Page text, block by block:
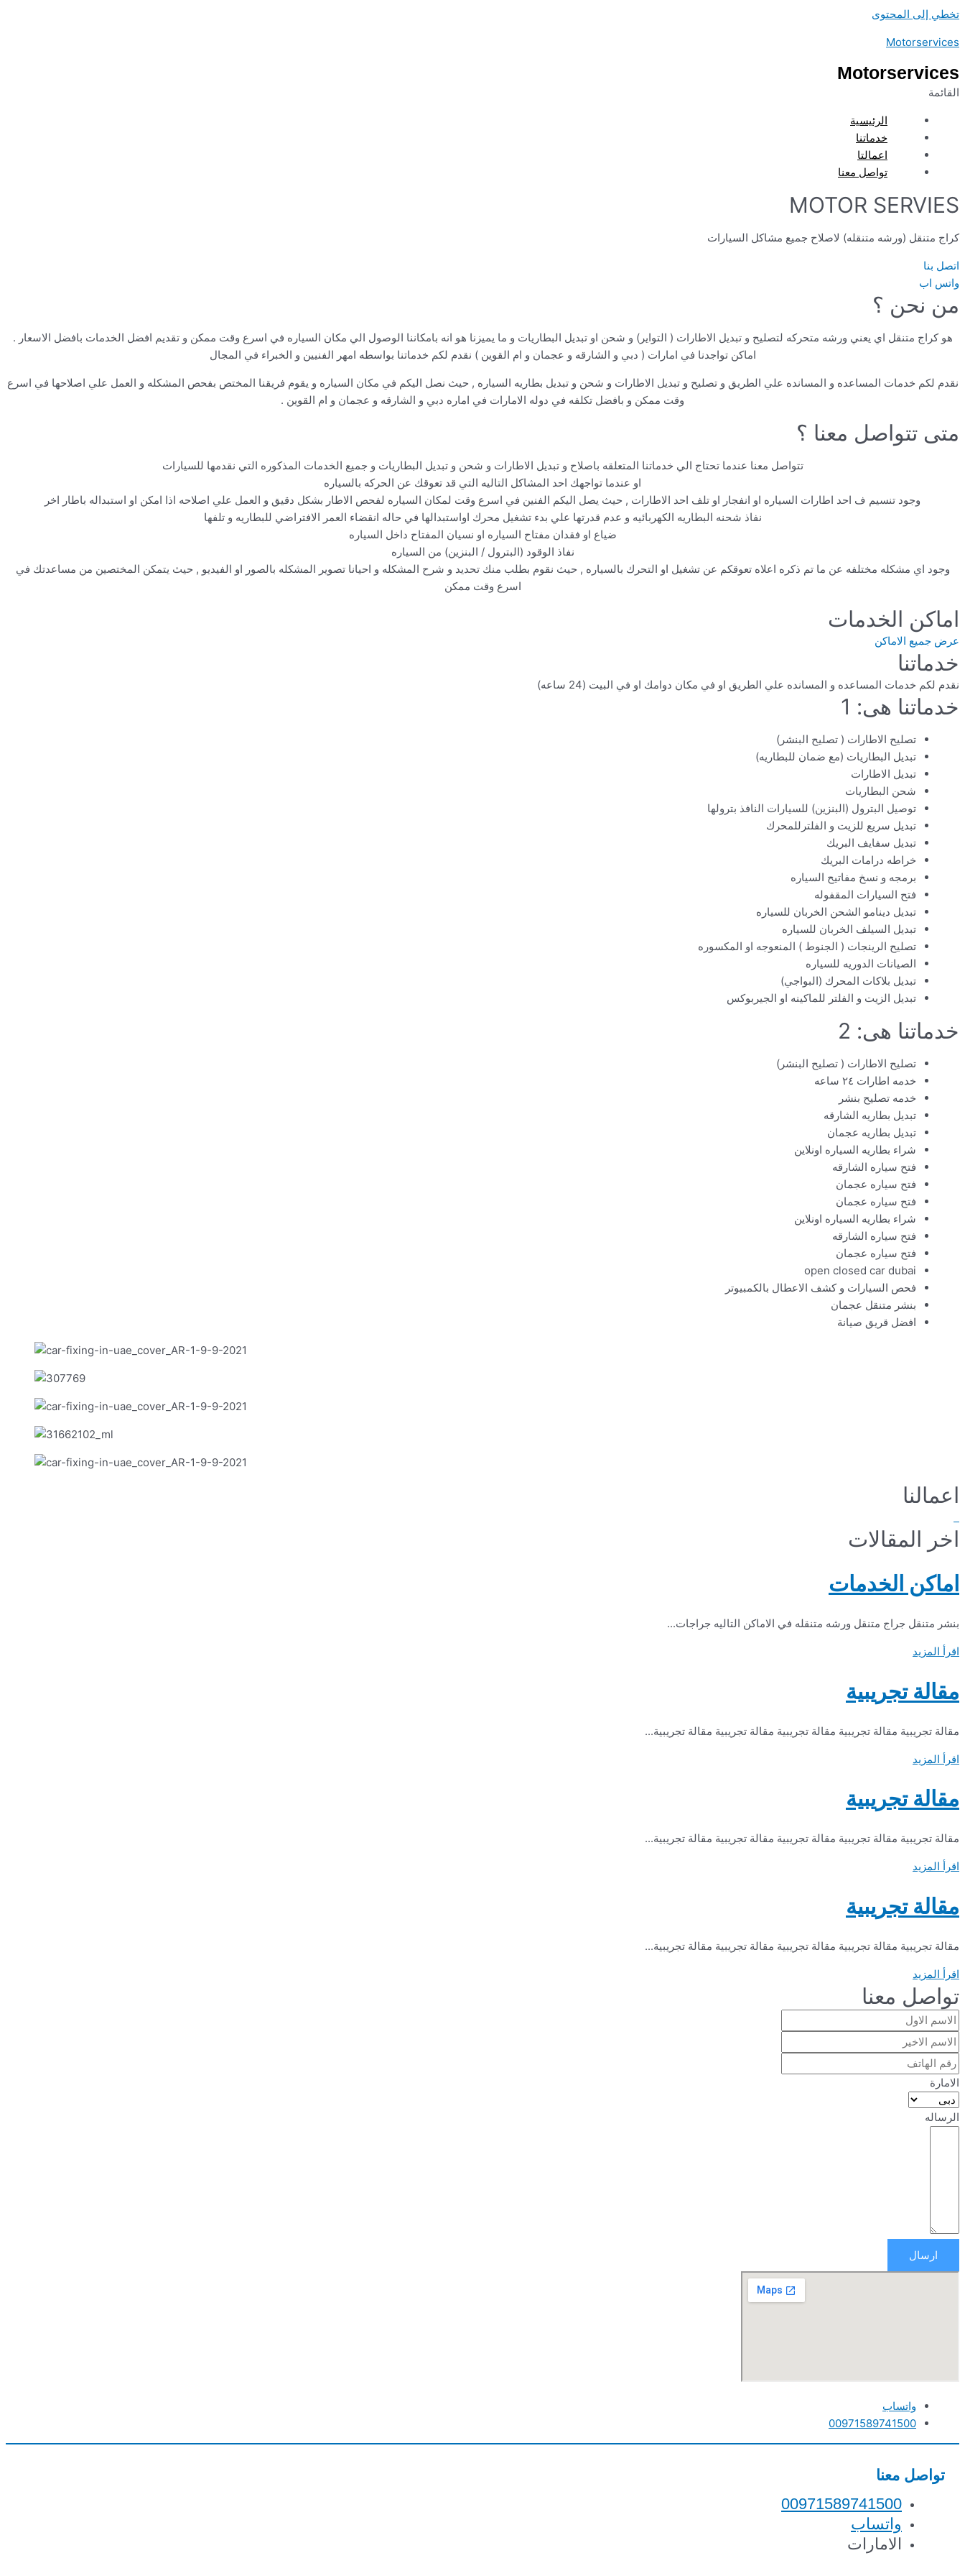
تخطي إلى المحتوى
Motorservices
Motorservices
القائمة
الرئيسية
خدماتنا
اعمالتا
تواصل معنا
MOTOR SERVIES
كراج متنقل (ورشه متنقله) لاصلاح جميع مشاكل السيارات
اتصل بنا
واتس اب
من نحن ؟
هو كراج متنقل اي يعني ورشه متحركه لتصليح و تبديل الاطارات ( التواير) و شحن او تبديل البطاريات و ما يميزنا هو انه بامكاننا الوصول الي مكان السياره في اسرع وقت ممكن و تقديم افضل الخدمات بافضل الاسعار .
اماكن تواجدنا في امارات ( دبي و الشارقه و عجمان و ام القوين ) نقدم لكم خدماتنا بواسطه امهر الفنيين و الخبراء في المجال
نقدم لكم خدمات المساعده و المسانده علي الطريق و تصليح و تبديل الاطارات و شحن و تبديل بطاريه السياره , حيث نصل اليكم في مكان السياره و يقوم فريقنا المختص بفحص المشكله و العمل علي اصلاحها في اسرع
وقت ممكن و بافضل تكلفه في دوله الامارات في اماره دبي و الشارقه و عجمان و ام القوين .
متى تتواصل معنا ؟
تتواصل معنا عندما تحتاج الي خدماتنا المتعلقه باصلاح و تبديل الاطارات و شحن و تبديل البطاريات و جميع الخدمات المذكوره التي نقدمها للسيارات
او عندما تواجهك احد المشاكل التاليه التي قد تعوقك عن الحركه بالسياره
وجود تنسيم ف احد اطارات السياره او انفجار او تلف احد الاطارات , حيث يصل اليكم الفنين في اسرع وقت لمكان السياره لفحص الاطار بشكل دقيق و العمل علي اصلاحه اذا امكن او استبداله باطار اخر
نفاذ شحنه البطاريه الكهربائيه و عدم قدرتها علي بدء تشغيل محرك اواستبدالها في حاله انقضاء العمر الافتراضي للبطاريه و تلفها
ضياع او فقدان مفتاح السياره او نسيان المفتاح داخل السياره
نفاذ الوقود (البترول / البنزين) من السياره
وجود اي مشكله مختلفه عن ما تم ذكره اعلاه تعوقكم عن تشغيل او التحرك بالسياره , حيث نقوم بطلب منك تحديد و شرح المشكله و احيانا تصوير المشكله بالصور او الفيديو , حيث يتمكن المختصين من مساعدتك في
اسرع وقت ممكن
اماكن الخدمات
عرض جميع الاماكن
خدماتنا
نقدم لكم خدمات المساعده و المسانده علي الطريق او في مكان دوامك او في البيت (24 ساعه)
خدماتنا هى: 1
تصليح الاطارات ( تصليح البنشر)
تبديل البطاريات (مع ضمان للبطاريه)
تبديل الاطارات
شحن البطاريات
توصيل البترول (البنزين) للسيارات النافذ بترولها
تبديل سريع للزيت و الفلترللمحرك
تبديل سفايف البريك
خراطه درامات البريك
برمجه و نسخ مفاتيح السياره
فتح السيارات المقفوله
تبديل دينامو الشحن الخربان للسياره
تبديل السيلف الخربان للسياره
تصليح الرينجات ( الجنوط ) المنعوجه او المكسوره
الصيانات الدوريه للسياره
تبديل بلاكات المحرك (البواجي)
تبديل الزيت و الفلتر للماكينه او الجيربوكس
خدماتنا هى: 2
تصليح الاطارات ( تصليح البنشر)
خدمه اطارات ٢٤ ساعه
خدمه تصليح بنشر
تبديل بطاريه الشارقه
تبديل بطاريه عجمان
شراء بطاريه السياره اونلاين
فتح سياره الشارقه
فتح سياره عجمان
فتح سياره عجمان
شراء بطاريه السياره اونلاين
فتح سياره الشارقه
فتح سياره عجمان
open closed car dubai
فحص السيارات و كشف الاعطال بالكمبيوتر
بنشر متنقل عجمان
افضل قريق صيانة
اعمالنا
اخر المقالات
اماكن الخدمات
بنشر متنقل جراج متنقل ورشه متنقله في الاماكن التاليه جراجات...
اقرأ المزيد
مقالة تجريبية
مقالة تجريبية مقالة تجريبية مقالة تجريبية مقالة تجريبية مقالة تجريبية...
اقرأ المزيد
مقالة تجريبية
مقالة تجريبية مقالة تجريبية مقالة تجريبية مقالة تجريبية مقالة تجريبية...
اقرأ المزيد
مقالة تجريبية
مقالة تجريبية مقالة تجريبية مقالة تجريبية مقالة تجريبية مقالة تجريبية...
اقرأ المزيد
تواصل معنا
الامارة
الرساله
ارسال
واتساب
00971589741500
تواصل معنا
00971589741500
واتساب
الامارات